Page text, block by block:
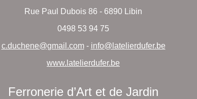
Rue Paul Dubois 86 - 6890 Libin
0498 53 94 75
c.duchene@gmail.com- info@latelierdufer.be
www.latelierdufer.be
Ferronerie d’Art et de Jardin